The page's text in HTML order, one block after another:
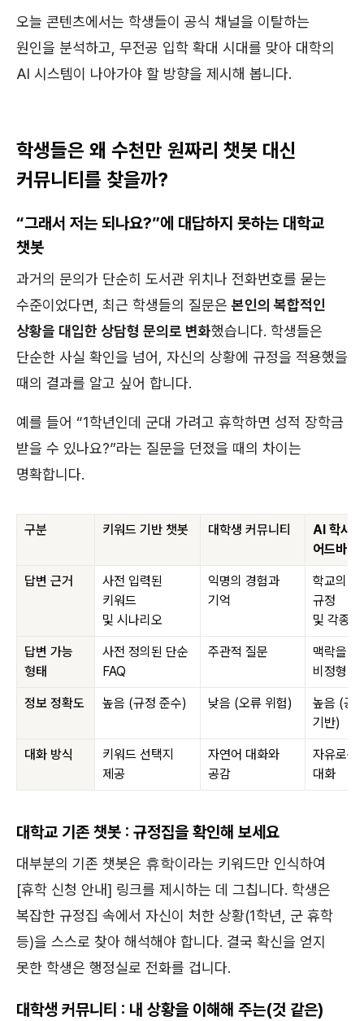
오늘 콘텐츠에서는 학생들이 공식 채널을 이탈하는
원인을 분석하고, 무전공 입학 확대 시대를 맞아 대학의
AI 시스템이 나아가야 할 방향을 제시해 봅니다.
학생들은 왜 수천만 원짜리 챗봇 대신
커뮤니티를 찾을까?
“그래서 저는 되나요?”에 대답하지 못하는 대학교
챗봇
과거의 문의가 단순히 도서관 위치나 전화번호를 묻는
수준이었다면, 최근 학생들의 질문은본인의 복합적인
상황을 대입한 상담형 문의로 변화했습니다. 학생들은
단순한 사실 확인을 넘어, 자신의 상황에 규정을 적용했을
때의 결과를 알고 싶어 합니다.
예를 들어 “1학년인데 군대 가려고 휴학하면 성적 장학금
받을 수 있나요?”라는 질문을 던졌을 때의 차이는
명확합니다.
구분 키워드 기반 챗봇 대학생 커뮤니티
AI 학사
어드바이
답변 근거
사전 입력된
키워드
및 시나리오
익명의 경험과
기억
학교의
규정
및 각종
답변 가능
형태
사전 정의된 단순
FAQ
주관적 질문
맥락을
비정형
정보 정확도 높음 (규정 준수) 낮음 (오류 위험)
높음 (공
기반)
대화 방식
키워드 선택지
제공
자연어 대화와
공감
자유로운
대화
대학교 기존 챗봇 : 규정집을 확인해 보세요
대부분의 기존 챗봇은 휴학이라는 키워드만 인식하여
[휴학 신청 안내] 링크를 제시하는 데 그칩니다. 학생은
복잡한 규정집 속에서 자신이 처한 상황(1학년, 군 휴학
등)을 스스로 찾아 해석해야 합니다. 결국 확신을 얻지
못한 학생은 행정실로 전화를 겁니다.
대학생 커뮤니티 : 내 상황을 이해해 주는(것 같은)